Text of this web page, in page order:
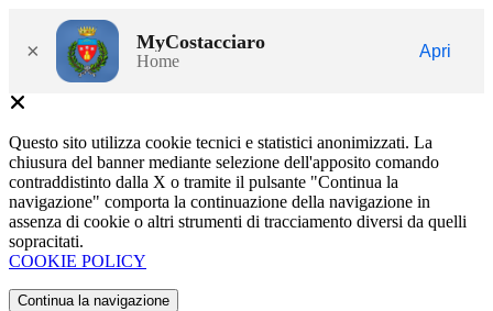
× MyCostacciaro
Home
Apri
Questo sito utilizza cookie tecnici e statistici anonimizzati. La
chiusura del banner mediante selezione dell'apposito comando
contraddistinto dalla X o tramite il pulsante "Continua la
navigazione" comporta la continuazione della navigazione in
assenza di cookie o altri strumenti di tracciamento diversi da quelli
sopracitati.
COOKIE POLICY
Continua la navigazione